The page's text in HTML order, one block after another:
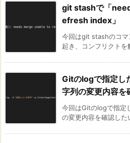
git stashで「
efresh index」
今回はgit stashのコマ
起き、コンフリクトを
Gitのlogで指定し
字列の変更内容を
今回はGitのlogで指定
の変更内容を確認した